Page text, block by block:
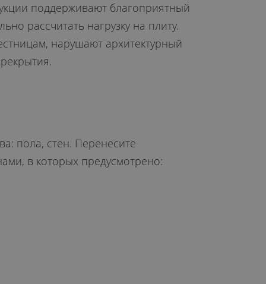
поддерживают благоприятный
рассчитать нагрузку на плиту.
нарушают архитектурный
пола, стен. Перенесите
в которых предусмотрено: